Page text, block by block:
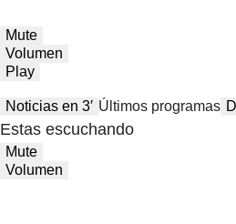
Mute
Volumen
Play
Noticias en 3′ Últimos programas
Estas escuchando
Mute
Volumen